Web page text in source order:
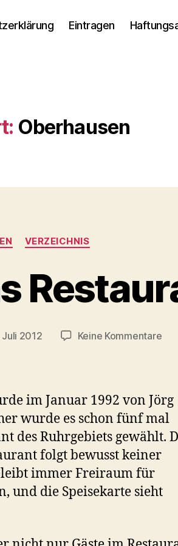
Eintragen
Oberhausen
Kategorien
VERZEICHNIS
Juli 2012 Keine Kommentarezu
im Januar 1992 von Jörg
wurde es schon fünf mal
des Ruhrgebiets gewählt.
folgt bewusst keiner
immer Freiraum für
und die Speisekarte sieht